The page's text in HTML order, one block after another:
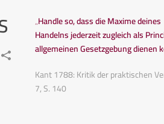
„Handle so, dass die Maxime deines
Handelns jederzeit zugleich als
allgemeinen Gesetzgebung dienen
Kant 1788: Kritik der praktischen
7, S. 140